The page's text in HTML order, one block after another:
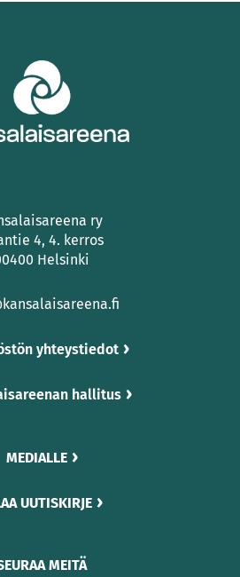
ry
4, 4. kerros
Helsinki
yhteystiedot
hallitus
MEDIALLE
UUTISKIRJE
MEITÄ